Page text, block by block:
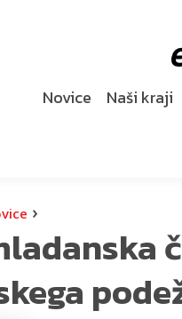
Novice Naši kraji
›